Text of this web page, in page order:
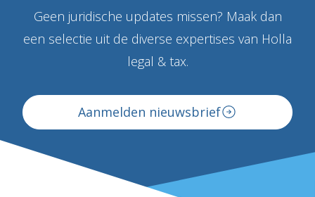
Geen juridische updates missen? Maak dan
een selectie uit de diverse expertises van Holla
legal & tax.
Aanmelden nieuwsbrief